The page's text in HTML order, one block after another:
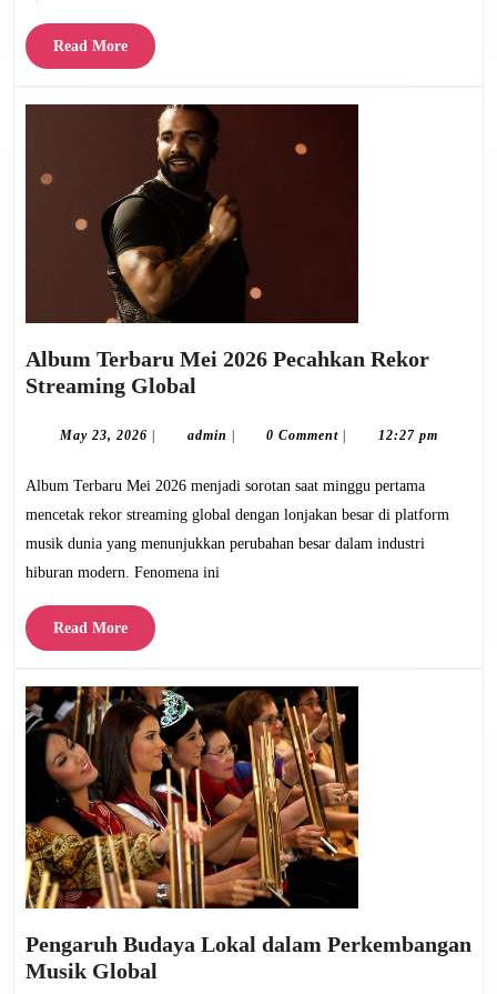
Read MoreRead
More
Album Terbaru Mei 2026 Pecahkan Rekor
Streaming Global
Mei
Pecahkan
Rekor
Streaming
Global
May 23, 2026 May
admin admin 0 Comment 12:27 pm
Album Terbaru Mei 2026 menjadi sorotan saat minggu pertama
mencetak rekor streaming global dengan lonjakan besar di platform
musik dunia yang menunjukkan perubahan besar dalam industri
hiburan modern. Fenomena ini
Read MoreRead
More
Pengaruh Budaya Lokal dalam Perkembangan
Musik Global